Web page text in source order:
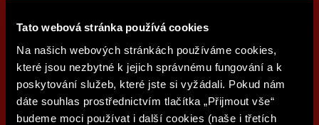
Tato webová stránka používá cookies
Na našich webových stránkách používáme cookies,
které jsou nezbytné k jejich správnému fungování a k
poskytování služeb, které jste si vyžádali. Pokud nám
dáte souhlas prostřednictvím tlačítka „Přijmout vše“
budeme moci používat i další cookies (naše i třetích